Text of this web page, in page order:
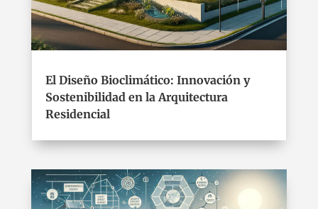
El Diseño Bioclimático: Innovación y
Sostenibilidad en la Arquitectura
Residencial